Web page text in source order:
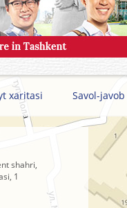
xaritasi Savol-javob
shahri,
1